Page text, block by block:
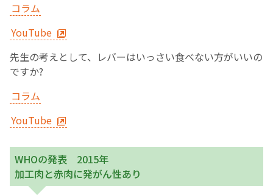
コラム
YouTube
先生の考えとして、レバーはいっさい食べない方がいいの
ですか?
コラム
YouTube
WHOの発表 2015年
加工肉と赤肉に発がん性あり